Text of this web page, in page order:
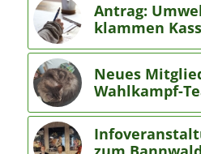
Antrag:
klammen
Neues
Wahlkampf-